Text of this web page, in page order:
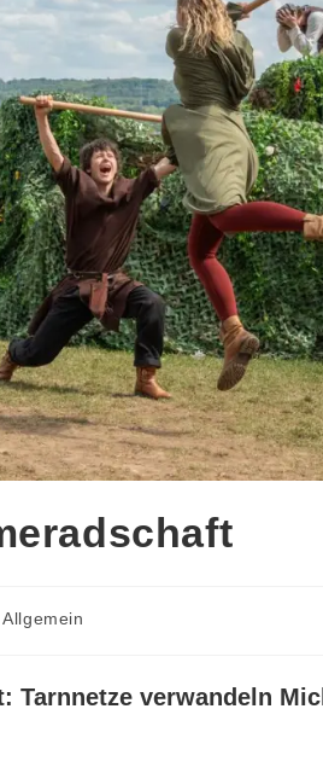
Allgemein
verwandeln